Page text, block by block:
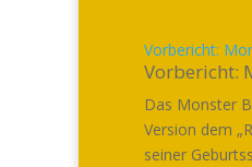
Vorbericht:
Vorbericht:
Das Monster
Version dem
seiner